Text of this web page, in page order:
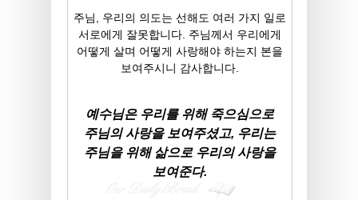
주님, 우리의 의도는 선해도 여러 가지 일로
서로에게 잘못합니다. 주님께서 우리에게
어떻게 살며 어떻게 사랑해야 하는지 본을
보여주시니 감사합니다.
예수님은 우리를 위해 죽으심으로
주님의 사랑을 보여주셨고, 우리는
주님을 위해 삶으로 우리의 사랑을
보여준다.